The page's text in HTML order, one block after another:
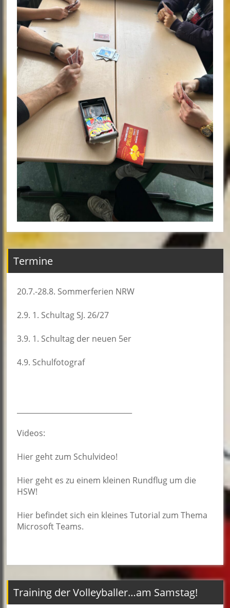
Termine
20.7.-28.8. Sommerferien NRW
2.9. 1. Schultag SJ. 26/27
3.9. 1. Schultag der neuen 5er
4.9. Schulfotograf
Videos:
Hier geht zum Schulvideo!
Hier geht es zu einem kleinen Rundflug um die
HSW!
Hier befindet sich ein kleines Tutorial zum Thema
Microsoft Teams.
Training der Volleyballer…am Samstag!